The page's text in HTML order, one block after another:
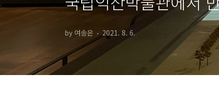
by 여송은 2021. 8. 6.